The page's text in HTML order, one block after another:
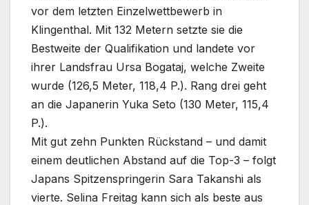
vor dem letzten Einzelwettbewerb in
Klingenthal. Mit 132 Metern setzte sie die
Bestweite der Qualifikation und landete vor
ihrer Landsfrau Ursa Bogataj, welche Zweite
wurde (126,5 Meter, 118,4 P.). Rang drei geht
an die Japanerin Yuka Seto (130 Meter, 115,4
P.).
Mit gut zehn Punkten Rückstand – und damit
einem deutlichen Abstand auf die Top-3 – folgt
Japans Spitzenspringerin Sara Takanshi als
vierte. Selina Freitag kann sich als beste aus